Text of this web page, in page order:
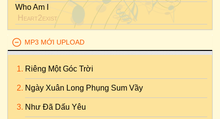
Who Am I
Heart2exist
MP3 MỚI UPLOAD
Riêng Một Góc Trời
Ngày Xuân Long Phụng Sum Vầy
Như Đã Dấu Yêu